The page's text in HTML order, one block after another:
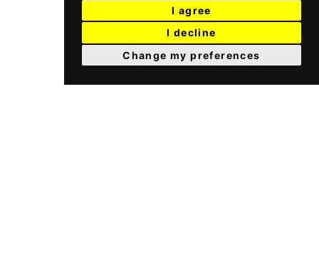
I agree
I decline
Change my preferences